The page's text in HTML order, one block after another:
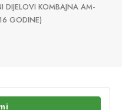
DIJELOVI KOMBAJNA AM-
GODINE)